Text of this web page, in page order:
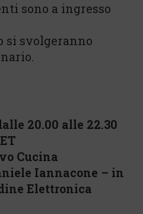
sono a ingresso
si svolgeranno
20.00 alle 22.30
Cucina
Iannacone – in
Elettronica